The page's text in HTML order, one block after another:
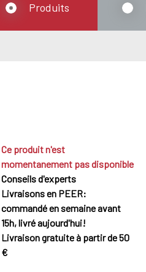
Produits
Ce produit n'est
momentanement pas disponible
Conseils d'experts
Livraisons en PEER:
commandé en semaine avant
15h, livré aujourd'hui!
Livraison gratuite à partir de 50
€